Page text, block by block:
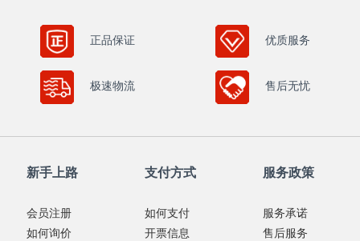
正品保证 优质服务
极速物流 售后无忧
新手上路
会员注册
如何询价
支付方式
如何支付
开票信息
服务政策
服务承诺
售后服务